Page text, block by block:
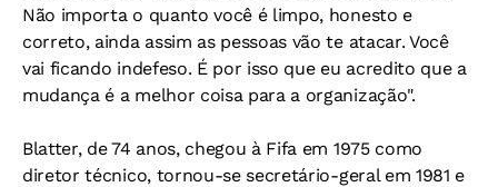
Não importa o quanto você é limpo, honesto e
correto, ainda assim as pessoas vão te atacar. Você
vai ficando indefeso. É por isso que eu acredito que a
mudança é a melhor coisa para a organização".
Blatter, de 74 anos, chegou à Fifa em 1975 como
diretor técnico, tornou-se secretário-geral em 1981 e